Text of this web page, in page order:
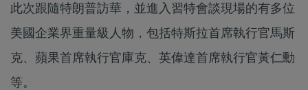
此次跟隨特朗普訪華，並進入習特會談現場的有多位
美國企業界重量級人物，包括特斯拉首席執行官馬斯
克、蘋果首席執行官庫克、英偉達首席執行官黃仁勳
等。